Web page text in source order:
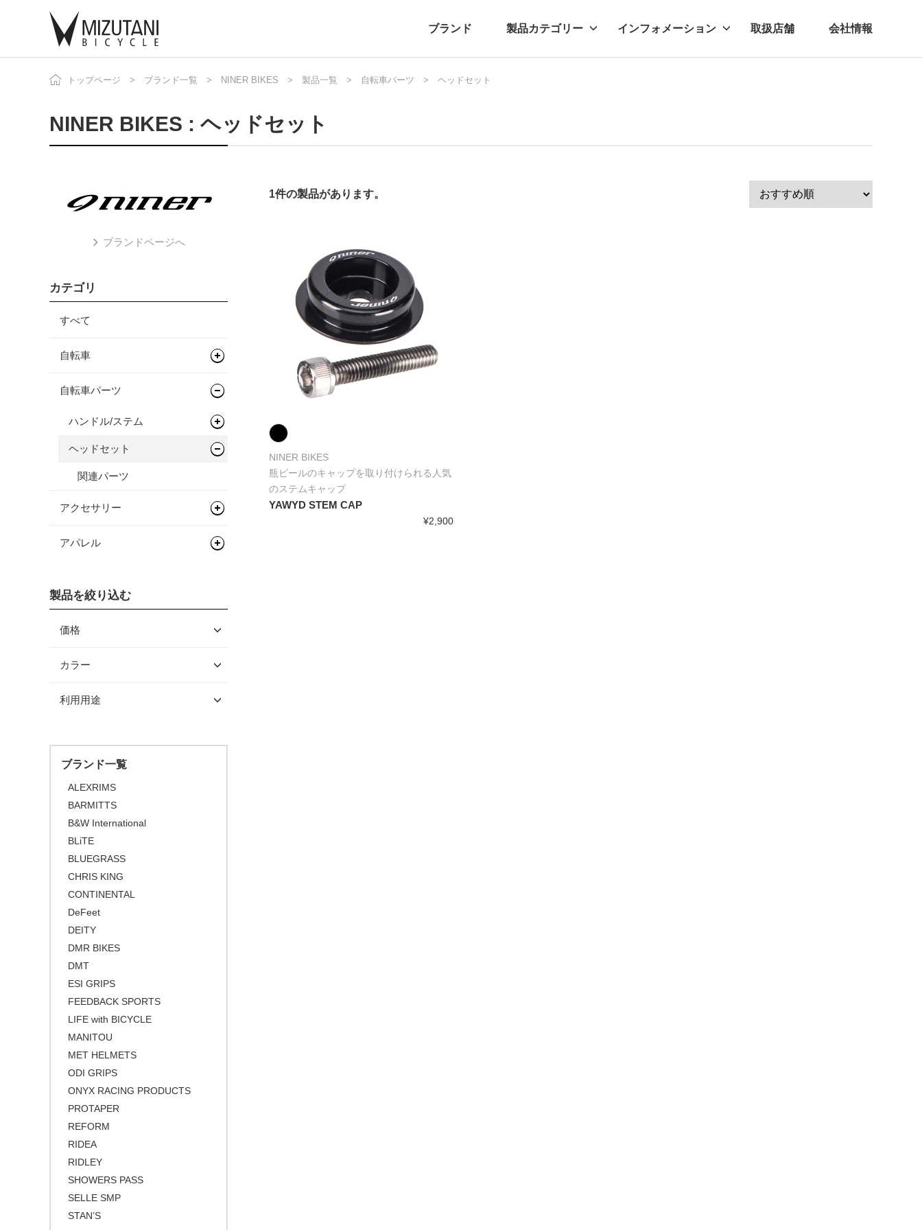
ブランド 製品カテゴリー
自転車 自転車パーツ アクセサリー
インフォメーション
ニュース プレスリリース
取扱店舗 会社情報
トップページ ブランド一覧 NINER BIKES 製品一覧 自転車パーツ ヘッドセット
NINER BIKES : ヘッドセット
1件の製品があります。
NINER BIKES
瓶ビールのキャップを取り付けられる人気
のステムキャップ
YAWYD STEM CAP
¥2,900
ブランドページへ
カテゴリ
すべて
自転車
マウンテンバイク
自転車パーツ
ハンドル/ステム
フラットバー
ヘッドセット
関連パーツ
アクセサリー
バッグ類
アパレル
ビーニー
製品を絞り込む
価格
～ \5,000
\5,001 ～ 10,000
\10,001 ～ 20,000
\30,001 ～ 50,000
\50,001 ～
カラー
利用用途
ブランド一覧
ALEXRIMS
BARMITTS
B&W International
BLiTE
BLUEGRASS
CHRIS KING
CONTINENTAL
DeFeet
DEITY
DMR BIKES
DMT
ESI GRIPS
FEEDBACK SPORTS
LIFE with BICYCLE
MANITOU
MET HELMETS
ODI GRIPS
ONYX RACING PRODUCTS
PROTAPER
REFORM
RIDEA
RIDLEY
SHOWERS PASS
SELLE SMP
STAN’S